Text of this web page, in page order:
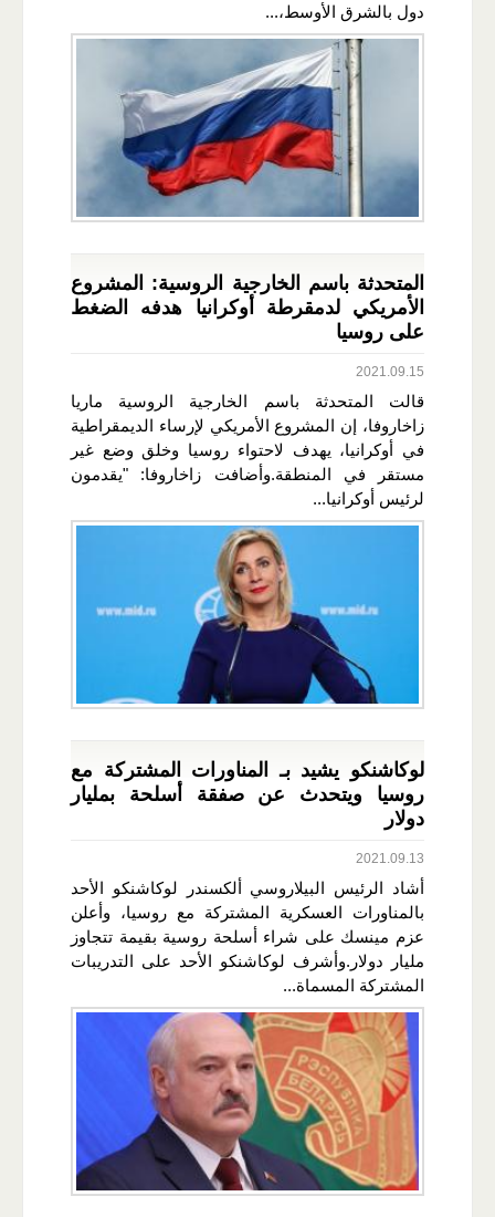
دول بالشرق الأوسط،...
المتحدثة باسم الخارجية الروسية: المشروع
الأمريكي لدمقرطة أوكرانيا هدفه الضغط
على روسيا
2021.09.15
قالت المتحدثة باسم الخارجية الروسية ماريا
زاخاروفا، إن المشروع الأمريكي لإرساء الديمقراطية
في أوكرانيا، يهدف لاحتواء روسيا وخلق وضع غير
مستقر في المنطقة.وأضافت زاخاروفا: "يقدمون
لرئيس أوكرانيا...
لوكاشنكو يشيد بـ المناورات المشتركة مع
روسيا ويتحدث عن صفقة أسلحة بمليار
دولار
2021.09.13
أشاد الرئيس البيلاروسي ألكسندر لوكاشنكو الأحد
بالمناورات العسكرية المشتركة مع روسيا، وأعلن
عزم مينسك على شراء أسلحة روسية بقيمة تتجاوز
مليار دولار.وأشرف لوكاشنكو الأحد على التدريبات
المشتركة المسماة...